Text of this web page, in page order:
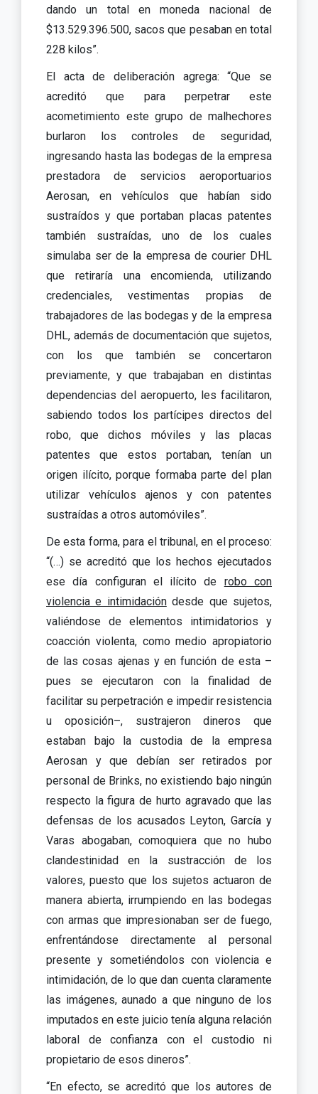
dando un total en moneda nacional de
$13.529.396.500, sacos que pesaban en total
228 kilos”.
El acta de deliberación agrega: “Que se
acreditó que para perpetrar este
acometimiento este grupo de malhechores
burlaron los controles de seguridad,
ingresando hasta las bodegas de la empresa
prestadora de servicios aeroportuarios
Aerosan, en vehículos que habían sido
sustraídos y que portaban placas patentes
también sustraídas, uno de los cuales
simulaba ser de la empresa de courier DHL
que retiraría una encomienda, utilizando
credenciales, vestimentas propias de
trabajadores de las bodegas y de la empresa
DHL, además de documentación que sujetos,
con los que también se concertaron
previamente, y que trabajaban en distintas
dependencias del aeropuerto, les facilitaron,
sabiendo todos los partícipes directos del
robo, que dichos móviles y las placas
patentes que estos portaban, tenían un
origen ilícito, porque formaba parte del plan
utilizar vehículos ajenos y con patentes
sustraídas a otros automóviles”.
De esta forma, para el tribunal, en el proceso:
“(…) se acreditó que los hechos ejecutados
ese día configuran el ilícito de robo con
violencia e intimidacióndesde que sujetos,
valiéndose de elementos intimidatorios y
coacción violenta, como medio apropiatorio
de las cosas ajenas y en función de esta –
pues se ejecutaron con la finalidad de
facilitar su perpetración e impedir resistencia
u oposición–, sustrajeron dineros que
estaban bajo la custodia de la empresa
Aerosan y que debían ser retirados por
personal de Brinks, no existiendo bajo ningún
respecto la figura de hurto agravado que las
defensas de los acusados Leyton, García y
Varas abogaban, comoquiera que no hubo
clandestinidad en la sustracción de los
valores, puesto que los sujetos actuaron de
manera abierta, irrumpiendo en las bodegas
con armas que impresionaban ser de fuego,
enfrentándose directamente al personal
presente y sometiéndolos con violencia e
intimidación, de lo que dan cuenta claramente
las imágenes, aunado a que ninguno de los
imputados en este juicio tenía alguna relación
laboral de confianza con el custodio ni
propietario de esos dineros”.
“En efecto, se acreditó que los autores de